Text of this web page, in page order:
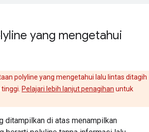
yang mengetahui
polyline yang mengetahui lalu lintas ditagih
Pelajari lebih lanjut penagihan untuk
ditampilkan di atas menampilkan